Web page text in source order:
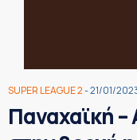
SUPER LEAGUE 2- 21/01/
Παναχαϊκή –